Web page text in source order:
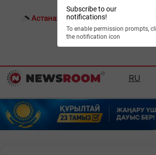
Subscribe to our
notifications!
To enable permission prompts,
the notification icon
Астана: 22°C Алматы:
RU